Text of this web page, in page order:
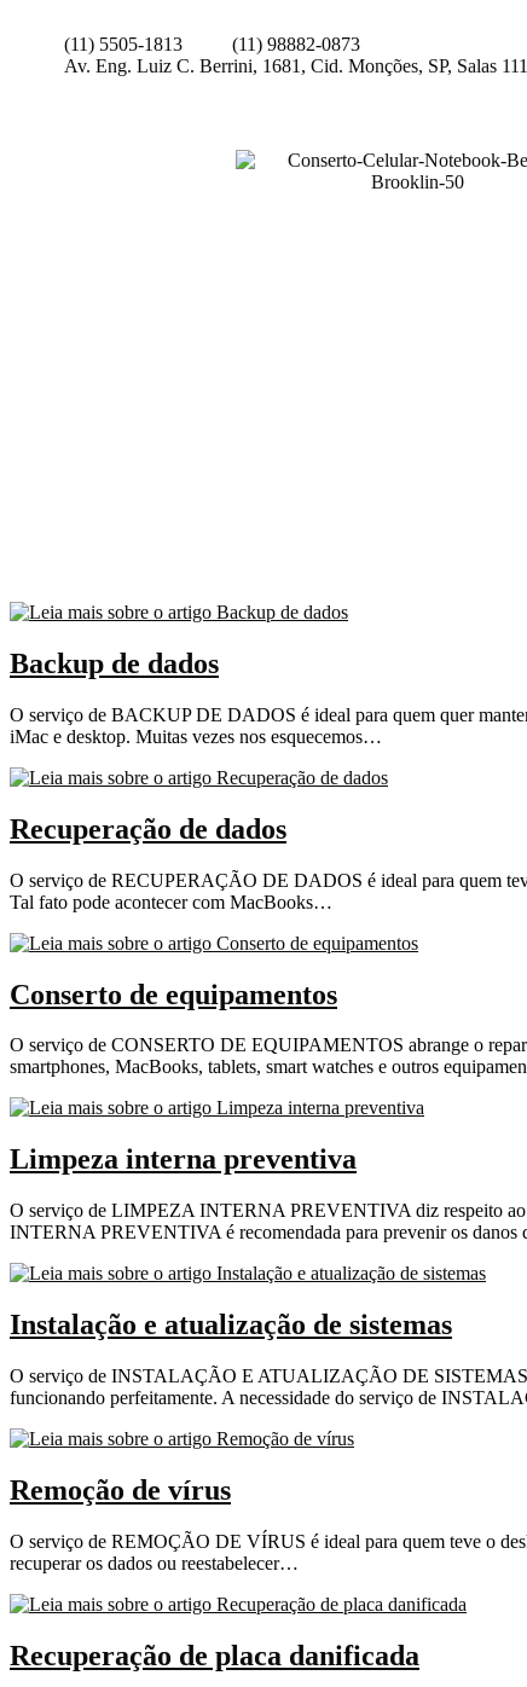
(11) 5505-1813
(11) 98882-0873
Av. Eng. Luiz C. Berrini, 1681, Cid. Monções, SP, Salas
Backup de dados
O serviço de BACKUP DE DADOS é ideal para quem quer
iMac e desktop. Muitas vezes nos esquecemos…
Recuperação de dados
O serviço de RECUPERAÇÃO DE DADOS é ideal para quem
Tal fato pode acontecer com MacBooks…
Conserto de equipamentos
O serviço de CONSERTO DE EQUIPAMENTOS abrange o
smartphones, MacBooks, tablets, smart watches e outros
Limpeza interna preventiva
O serviço de LIMPEZA INTERNA PREVENTIVA diz respeito
INTERNA PREVENTIVA é recomendada para prevenir os danos
Instalação e atualização de sistemas
O serviço de INSTALAÇÃO E ATUALIZAÇÃO DE SISTEMAS é
funcionando perfeitamente. A necessidade do serviço de
Remoção de vírus
O serviço de REMOÇÃO DE VÍRUS é ideal para quem teve o
recuperar os dados ou reestabelecer…
Recuperação de placa danificada